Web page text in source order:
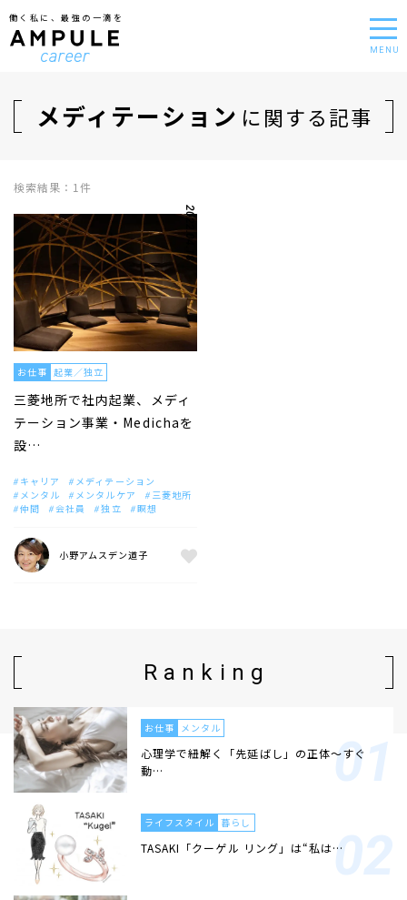
働く私に、最強の一滴を
MENU
メディテーション に関する記事
検索結果：1件
2022.04.18
お仕事 起業／独立
三菱地所で社内起業、メディ
テーション事業・Medichaを
設…
キャリア
メディテーション
メンタル
メンタルケア
三菱地所
仲間
会社員 独立 瞑想
小野アムスデン道子
Ranking
お仕事 メンタル
心理学で紐解く「先延ばし」の正体〜すぐ
動…
ライフスタイル 暮らし
TASAKI「クーゲル リング」は“私は…